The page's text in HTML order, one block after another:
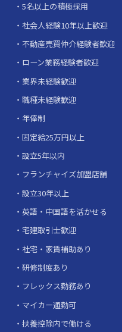
5名以上の積極採用
社会人経験10年以上歓迎
不動産売買仲介経験者歓迎
ローン業務経験者歓迎
業界未経験歓迎
職種未経験歓迎
年俸制
固定給25万円以上
設立5年以内
フランチャイズ加盟店舗
設立30年以上
英語・中国語を活かせる
宅建取引士歓迎
社宅・家賃補助あり
研修制度あり
フレックス勤務あり
マイカー通勤可
扶養控除内で働ける